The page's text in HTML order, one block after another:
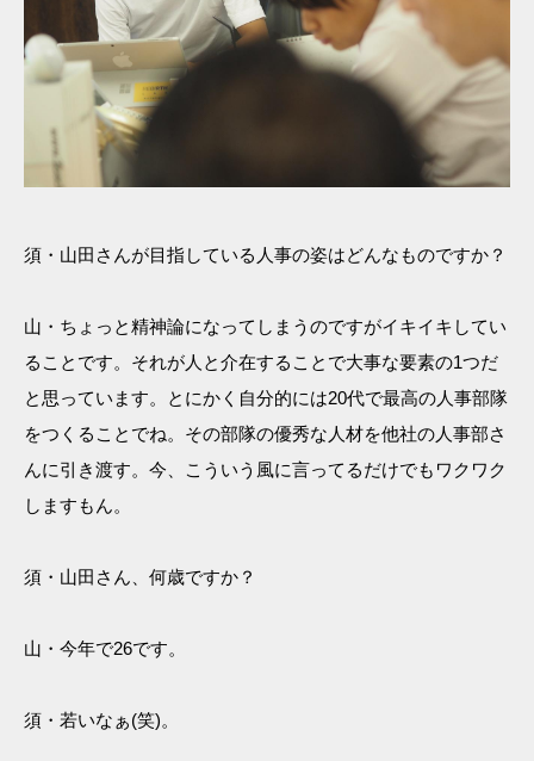
須・山田さんが目指している人事の姿はどんなものですか？
山・ちょっと精神論になってしまうのですがイキイキしてい
ることです。それが人と介在することで大事な要素の1つだ
と思っています。とにかく自分的には20代で最高の人事部隊
をつくることでね。その部隊の優秀な人材を他社の人事部さ
んに引き渡す。今、こういう風に言ってるだけでもワクワク
しますもん。
須・山田さん、何歳ですか？
山・今年で26です。
須・若いなぁ(笑)。